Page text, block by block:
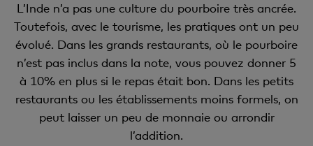
L’Inde n’a pas une culture du pourboire très ancrée.
Toutefois, avec le tourisme, les pratiques ont un peu
évolué. Dans les grands restaurants, où le pourboire
n’est pas inclus dans la note, vous pouvez donner 5
à 10% en plus si le repas était bon. Dans les petits
restaurants ou les établissements moins formels, on
peut laisser un peu de monnaie ou arrondir
l’addition.